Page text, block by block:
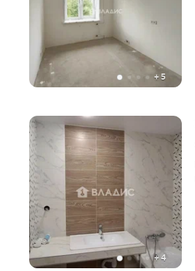
+ 5
+ 4